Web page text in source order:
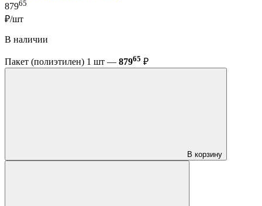
87965
₽/шт
В наличии
Пакет (полиэтилен) 1 шт — 87965 ₽
В корзину